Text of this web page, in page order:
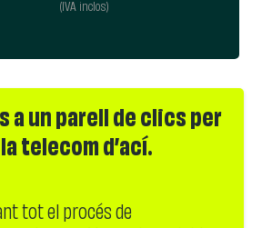
a un parell de clics per
telecom d’ací.
tot el procés de
(IVA inclos)